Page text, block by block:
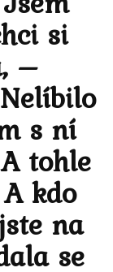
si
–
s ní
tohle
kdo
na
se